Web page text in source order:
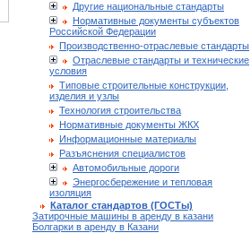
Другие национальные стандарты
Нормативные документы субъектов
Российской Федерации
Производственно-отраслевые стандарты
Отраслевые стандарты и технические
условия
Типовые строительные конструкции,
изделия и узлы
Технология строительства
Нормативные документы ЖКХ
Информационные материалы
Разъяснения специалистов
Автомобильные дороги
Энергосбережение и тепловая
изоляция
Каталог стандартов (ГОСТы)
Затирочные машины в аренду в казани
Болгарки в аренду в Казани